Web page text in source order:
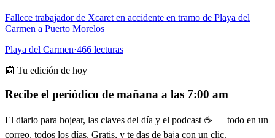
Fallece trabajador de Xcaret en accidente en tramo de Playa del
Carmen a Puerto Morelos
Playa del Carmen·466 lecturas
📰 Tu edición de hoy
Recibe el periódico de mañana a las 7:00 am
El diario para hojear, las claves del día y el podcast ☕ — todo en un
correo, todos los días. Gratis, y te das de baja con un clic.